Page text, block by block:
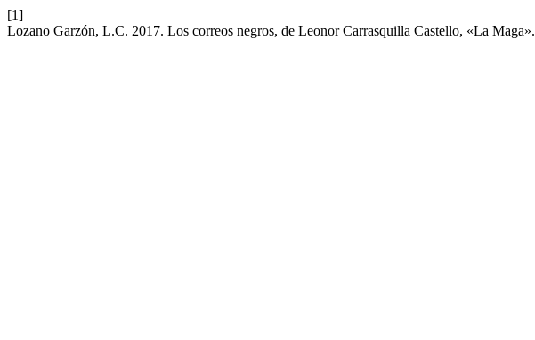
[1]
Lozano Garzón, L.C. 2017. Los correos negros, de Leonor Carrasquilla Castello, «La Maga».